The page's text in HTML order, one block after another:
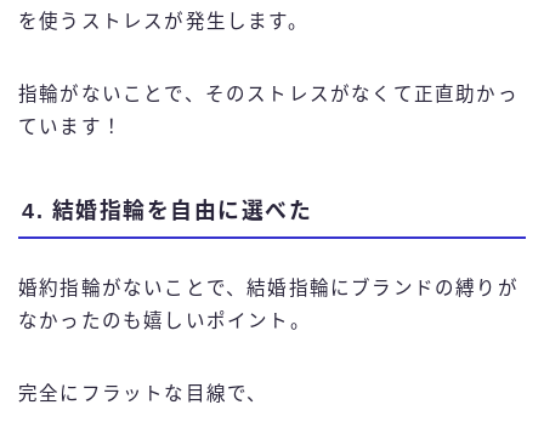
を使うストレスが発生します。
指輪がないことで、そのストレスがなくて正直助かっ
ています！
4. 結婚指輪を自由に選べた
婚約指輪がないことで、結婚指輪にブランドの縛りが
なかったのも嬉しいポイント。
完全にフラットな目線で、